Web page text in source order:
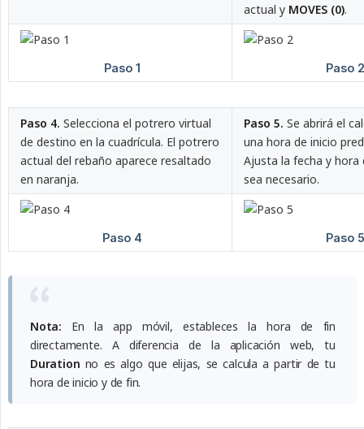
actual y MOVES (0).
Paso 4. Selecciona el potrero virtual
de destino en la cuadrícula. El potrero
actual del rebaño aparece resaltado
en naranja.
Paso 5. Se abrirá el
una hora de inicio
Ajusta la fecha y hora
sea necesario.
Nota: En la app móvil, estableces la hora de fin
directamente. A diferencia de la aplicación web, tu
Duration no es algo que elijas, se calcula a partir de tu
hora de inicio y de fin.